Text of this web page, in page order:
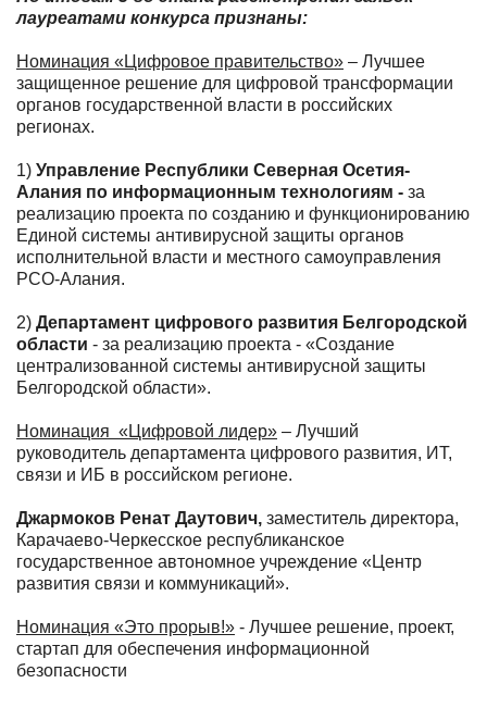
лауреатами конкурса признаны:
Номинация «Цифровое правительство» – Лучшее
защищенное решение для цифровой трансформации
органов государственной власти в российских
регионах.
1) Управление Республики Северная Осетия-
Алания по информационным технологиям - за
реализацию проекта по созданию и функционированию
Единой системы антивирусной защиты органов
исполнительной власти и местного самоуправления
РСО-Алания.
2) Департамент цифрового развития Белгородской
области - за реализацию проекта - «Создание
централизованной системы антивирусной защиты
Белгородской области».
Номинация «Цифровой лидер» – Лучший
руководитель департамента цифрового развития, ИТ,
связи и ИБ в российском регионе.
Джармоков Ренат Даутович, заместитель директора,
Карачаево-Черкесское республиканское
государственное автономное учреждение «Центр
развития связи и коммуникаций».
Номинация «Это прорыв!» - Лучшее решение, проект,
стартап для обеспечения информационной
безопасности